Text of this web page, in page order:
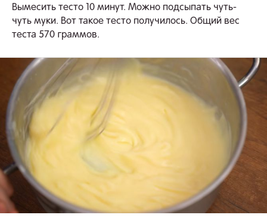
Вымесить тесто 10 минут. Можно подсыпать чуть-
чуть муки. Вот такое тесто получилось. Общий вес
теста 570 граммов.